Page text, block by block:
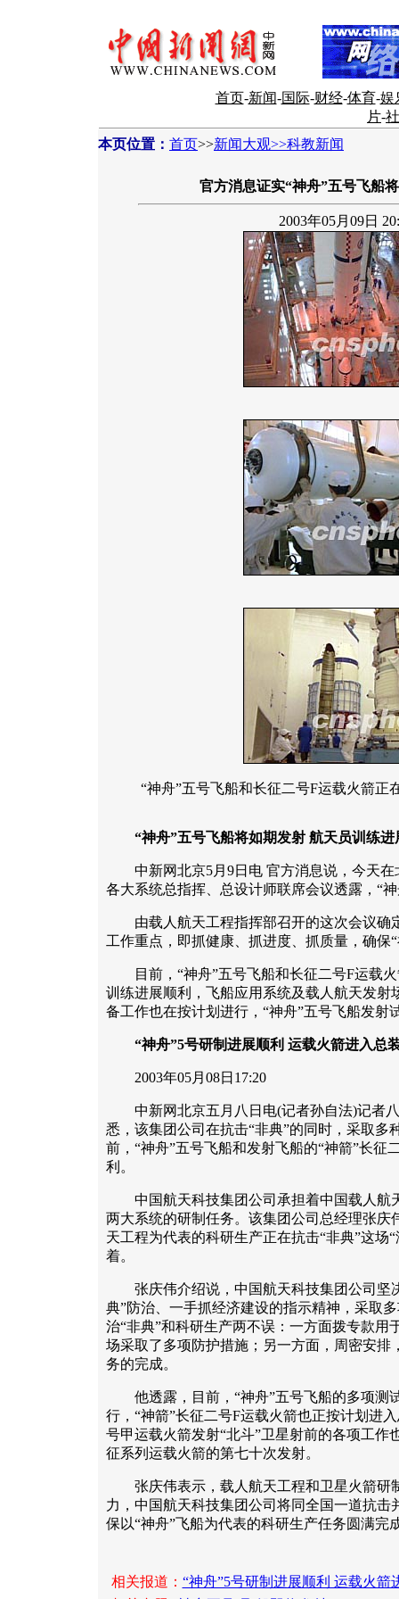
首页-新闻-国际-财经-体育-娱
片-
本页位置： 首页>>新闻大观>>科教新闻
官方消息证实“神舟”五号飞船
2003年05月09日
“神舟”五号飞船和长征二号F运载火箭正
“神舟”五号飞船将如期发射 航天员训练进
中新网北京5月9日电 官方消息说，今天在
各大系统总指挥、总设计师联席会议透露，“
由载人航天工程指挥部召开的这次会议确
工作重点，即抓健康、抓进度、抓质量，确保
目前，“神舟”五号飞船和长征二号F运载火
训练进展顺利，飞船应用系统及载人航天发射
备工作也在按计划进行，“神舟”五号飞船发射
“神舟”5号研制进展顺利 运载火箭进入总
2003年05月08日17:20
中新网北京五月八日电(记者孙自法)记者八
悉，该集团公司在抗击“非典”的同时，采取多
前，“神舟”五号飞船和发射飞船的“神箭”长征
利。
中国航天科技集团公司承担着中国载人航
两大系统的研制任务。该集团公司总经理张庆
天工程为代表的科研生产正在抗击“非典”这场
着。
张庆伟介绍说，中国航天科技集团公司坚
典”防治、一手抓经济建设的指示精神，采取
治“非典”和科研生产两不误：一方面拨专款用
场采取了多项防护措施；另一方面，周密安排
务的完成。
他透露，目前，“神舟”五号飞船的多项测
行，“神箭”长征二号F运载火箭也正按计划进
号甲运载火箭发射“北斗”卫星射前的各项工作
征系列运载火箭的第七十次发射。
张庆伟表示，载人航天工程和卫星火箭研
力，中国航天科技集团公司将同全国一道抗击
保以“神舟”飞船为代表的科研生产任务圆满完
相关报道： “神舟”5号研制进展顺利 运载火箭